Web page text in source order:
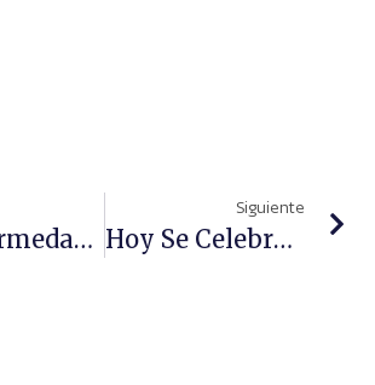
La Enfermedad De Alzheimer No Es Contagiosa
Siguiente
Hoy Se Celebra El Día Mundial De La Migraña